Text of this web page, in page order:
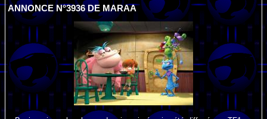
ANNONCE N°3936 DE MARAA